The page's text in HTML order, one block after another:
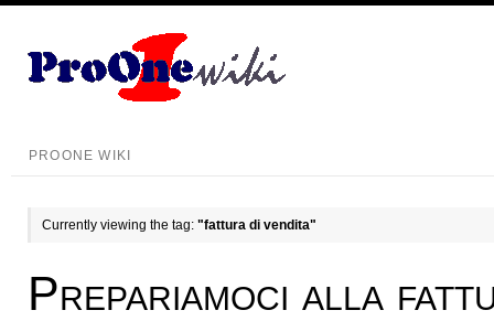
PROONE WIKI
Currently viewing the tag: "fattura di vendita"
Prepariamoci alla